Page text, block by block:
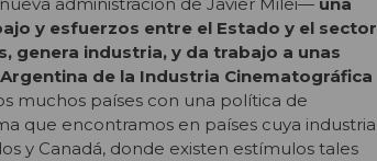
y esfuerzos entre el Estado y el sector
genera industria, y da trabajo a unas
de la Industria Cinematográfica
muchos países con una política de
que encontramos en países cuya industria
y Canadá, donde existen estímulos tales